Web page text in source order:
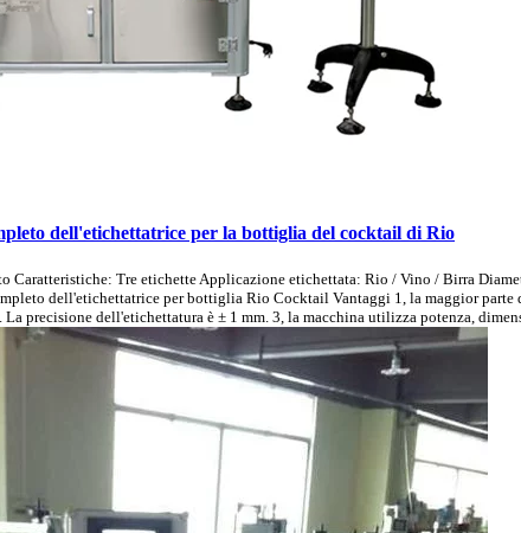
dell'etichettatrice per la bottiglia del cocktail di Rio
Caratteristiche: Tre etichette Applicazione etichettata: Rio / Vino / Birra
dell'etichettatrice per bottiglia Rio Cocktail Vantaggi 1, la maggior
precisione dell'etichettatura è ± 1 mm. 3, la macchina utilizza potenza,